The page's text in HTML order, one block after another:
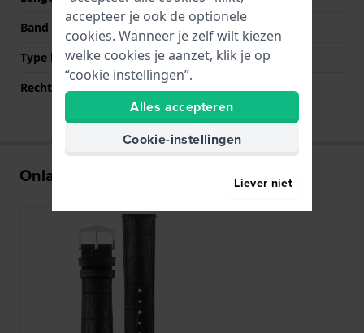
Band maat
Type bevestiging
Quick release pushpins
Rechte bandaanzet
Onlangs bekeken
accepteer je ook de optionele
cookies. Wanneer je zelf wilt kiezen
welke cookies je aanzet, klik je op
“cookie instellingen”.
Alles accepteren
Cookie-instellingen
Liever niet